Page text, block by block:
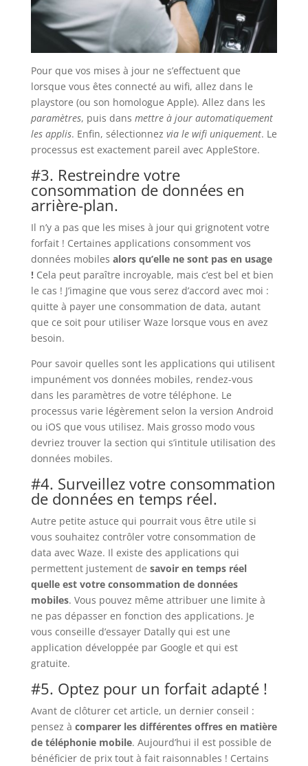
Pour que vos mises à jour ne s’effectuent que
lorsque vous êtes connecté au wifi, allez dans le
playstore (ou son homologue Apple). Allez dans les
paramètres, puis dans mettre à jour automatiquement
les applis. Enfin, sélectionnez via le wifi uniquement. Le
processus est exactement pareil avec AppleStore.
#3. Restreindre votre
consommation de données en
arrière-plan.
Il n’y a pas que les mises à jour qui grignotent votre
forfait ! Certaines applications consomment vos
données mobiles alors qu’elle ne sont pas en usage
!Cela peut paraître incroyable, mais c’est bel et bien
le cas ! J’imagine que vous serez d’accord avec moi :
quitte à payer une consommation de data, autant
que ce soit pour utiliser Waze lorsque vous en avez
besoin.
Pour savoir quelles sont les applications qui utilisent
impunément vos données mobiles, rendez-vous
dans les paramètres de votre téléphone. Le
processus varie légèrement selon la version Android
ou iOS que vous utilisez. Mais grosso modo vous
devriez trouver la section qui s’intitule utilisation des
données mobiles.
#4. Surveillez votre consommation
de données en temps réel.
Autre petite astuce qui pourrait vous être utile si
vous souhaitez contrôler votre consommation de
data avec Waze. Il existe des applications qui
permettent justement de savoir en temps réel
quelle est votre consommation de données
mobiles. Vous pouvez même attribuer une limite à
ne pas dépasser en fonction des applications. Je
vous conseille d’essayer Datally qui est une
application développée par Google et qui est
gratuite.
#5. Optez pour un forfait adapté !
Avant de clôturer cet article, un dernier conseil :
pensez à comparer les différentes offres en matière
de téléphonie mobile. Aujourd’hui il est possible de
bénéficier de prix tout à fait raisonnables ! Certains